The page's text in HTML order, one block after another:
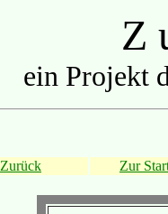
Z
ein Projekt
Zurück
Zur